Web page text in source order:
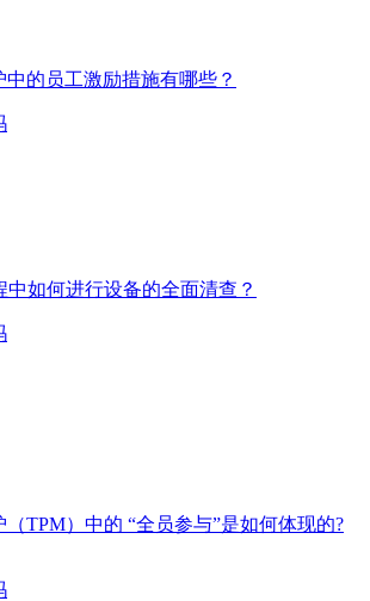
的员工激励措施有哪些？
中如何进行设备的全面清查？
TPM）中的 “全员参与”是如何体现的?